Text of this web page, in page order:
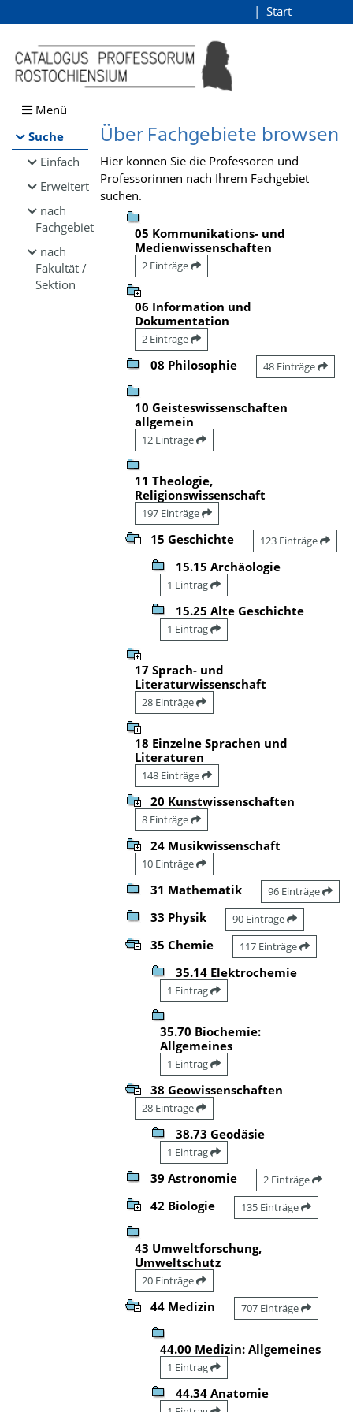
Browsen
direkt zum Inhalt
Start
Menü
Suche
Einfach
Erweitert
nach
Fachgebiet
nach
Fakultät /
Sektion
Über Fachgebiete browsen
Hier können Sie die Professoren und
Professorinnen nach Ihrem Fachgebiet
suchen.
05 Kommunikations- und
Medienwissenschaften
2 Einträge
06 Information und
Dokumentation
2 Einträge
08 Philosophie 48 Einträge
10 Geisteswissenschaften
allgemein
12 Einträge
11 Theologie,
Religionswissenschaft
197 Einträge
15 Geschichte 123 Einträge
15.15 Archäologie
1 Eintrag
15.25 Alte Geschichte
1 Eintrag
17 Sprach- und
Literaturwissenschaft
28 Einträge
18 Einzelne Sprachen und
Literaturen
148 Einträge
20 Kunstwissenschaften
8 Einträge
24 Musikwissenschaft
10 Einträge
31 Mathematik 96 Einträge
33 Physik 90 Einträge
35 Chemie 117 Einträge
35.14 Elektrochemie
1 Eintrag
35.70 Biochemie:
Allgemeines
1 Eintrag
38 Geowissenschaften
28 Einträge
38.73 Geodäsie
1 Eintrag
39 Astronomie 2 Einträge
42 Biologie 135 Einträge
43 Umweltforschung,
Umweltschutz
20 Einträge
44 Medizin 707 Einträge
44.00 Medizin: Allgemeines
1 Eintrag
44.34 Anatomie